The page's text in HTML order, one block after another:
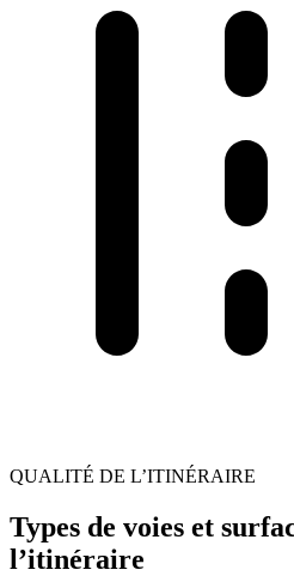
QUALITÉ DE L’ITINÉRAIRE
Types de voies et
l’itinéraire